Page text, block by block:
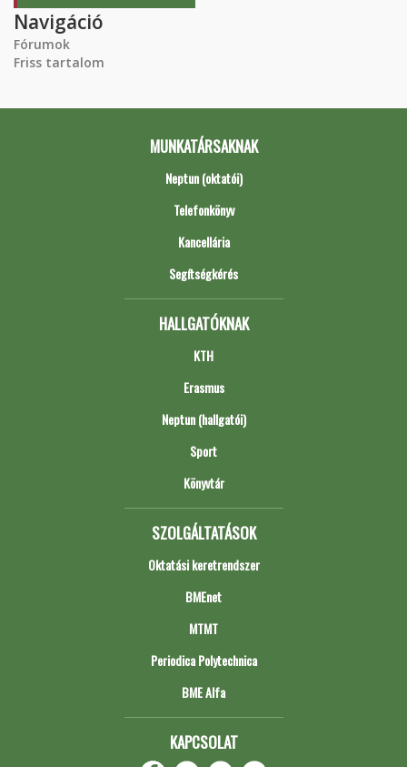
Navigáció
Fórumok
Friss tartalom
MUNKATÁRSAKNAK
Neptun (oktatói)
Telefonkönyv
Kancellária
Segítségkérés
HALLGATÓKNAK
KTH
Erasmus
Neptun (hallgatói)
Sport
Könyvtár
SZOLGÁLTATÁSOK
Oktatási keretrendszer
BMEnet
MTMT
Periodica Polytechnica
BME Alfa
KAPCSOLAT